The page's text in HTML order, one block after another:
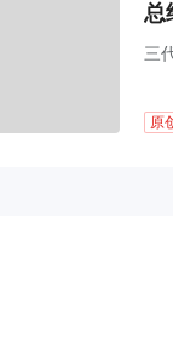
总
三
原